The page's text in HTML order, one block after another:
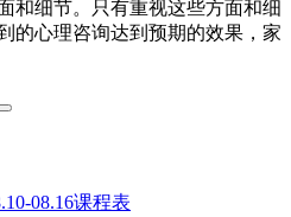
和细节。只有重视这些方面和细
的心理咨询达到预期的效果，家